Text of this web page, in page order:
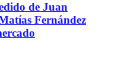
de Juan
Fernández